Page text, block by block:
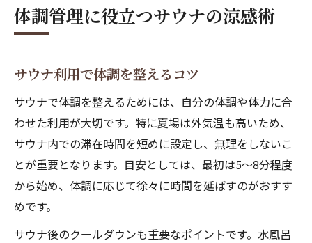
体調管理に役立つサウナの涼感術
サウナ利用で体調を整えるコツ
サウナで体調を整えるためには、自分の体調や体力に合
わせた利用が大切です。特に夏場は外気温も高いため、
サウナ内での滞在時間を短めに設定し、無理をしないこ
とが重要となります。目安としては、最初は5〜8分程度
から始め、体調に応じて徐々に時間を延ばすのがおすす
めです。
サウナ後のクールダウンも重要なポイントです。水風呂